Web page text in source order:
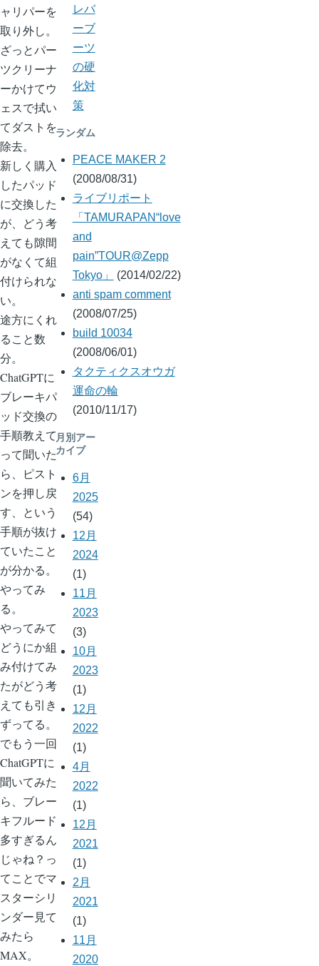
ャリパーを
取り外し。
ざっとパー
ツクリーナ
ーかけてウ
ェスで拭い
てダストを
除去。
新しく購入
したパッド
に交換した
が、どう考
えても隙間
がなくて組
付けられな
い。
途方にくれ
ること数
分。
ChatGPTに
ブレーキパ
ッド交換の
手順教えて
って聞いた
ら、ピスト
ンを押し戻
す、という
手順が抜け
ていたこと
が分かる。
やってみ
る。
やってみて
どうにか組
み付けてみ
たがどう考
えても引き
ずってる。
でもう一回
ChatGPTに
聞いてみた
ら、ブレー
キフルード
多すぎるん
じゃね？っ
てことでマ
スターシリ
ンダー見て
みたら
MAX。
レバ
ーブ
ーツ
の硬
化対
策
ランダム
PEACE MAKER 2
(2008/08/31)
ライブリポート
「TAMURAPAN“love
and
pain”TOUR@Zepp
Tokyo」
(2014/02/22)
anti spam comment
(2008/07/25)
build 10034
(2008/06/01)
タクティクスオウガ
運命の輪
(2010/11/17)
月別アー
カイブ
6月
2025
(54)
12月
2024
(1)
11月
2023
(3)
10月
2023
(1)
12月
2022
(1)
4月
2022
(1)
12月
2021
(1)
2月
2021
(1)
11月
2020